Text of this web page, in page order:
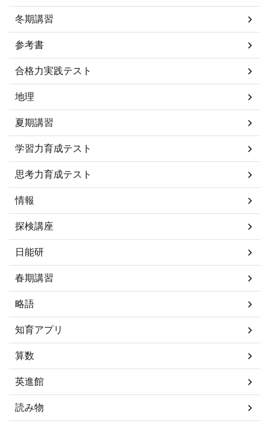
冬期講習
参考書
合格力実践テスト
地理
夏期講習
学習力育成テスト
思考力育成テスト
情報
探検講座
日能研
春期講習
略語
知育アプリ
算数
英進館
読み物